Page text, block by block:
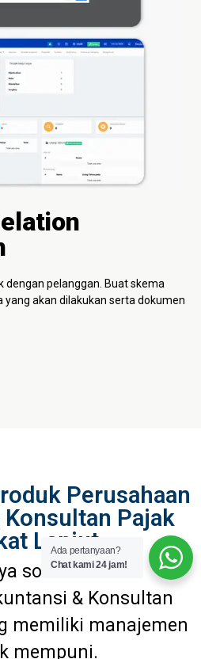
dengan pelanggan. Buat skema
akan dilakukan serta dokumen
Perusahaan
Pajak
Lanjut
software kasir
& Konsultan
memiliki manajemen
mempuni.
Ada pertanyaan?
Chat kami 24 jam!